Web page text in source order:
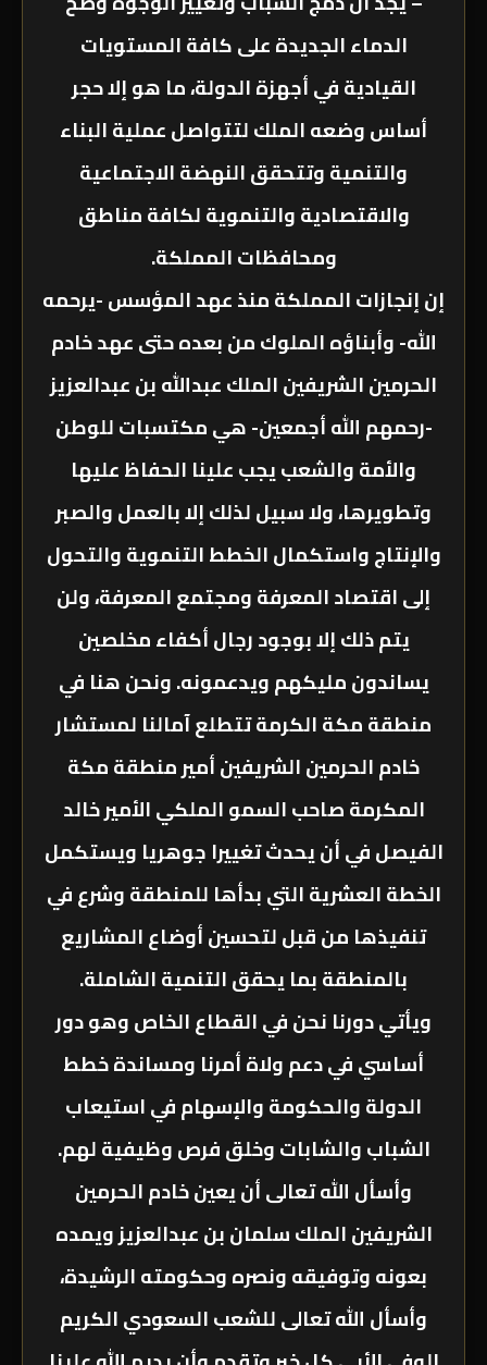
الدماء الجديدة على كافة المستويات
القيادية في أجهزة الدولة، ما هو إلا حجر
أساس وضعه الملك لتتواصل عملية البناء
والتنمية وتتحقق النهضة الاجتماعية
والاقتصادية والتنموية لكافة مناطق
ومحافظات المملكة.
إن إنجازات المملكة منذ عهد المؤسس -يرحمه
الله- وأبناؤه الملوك من بعده حتى عهد خادم
الحرمين الشريفين الملك عبدالله بن عبدالعزيز
-رحمهم الله أجمعين- هي مكتسبات للوطن
والأمة والشعب يجب علينا الحفاظ عليها
وتطويرها، ولا سبيل لذلك إلا بالعمل والصبر
والإنتاج واستكمال الخطط التنموية والتحول
إلى اقتصاد المعرفة ومجتمع المعرفة، ولن
يتم ذلك إلا بوجود رجال أكفاء مخلصين
يساندون مليكهم ويدعمونه. ونحن هنا في
منطقة مكة الكرمة تتطلع آمالنا لمستشار
خادم الحرمين الشريفين أمير منطقة مكة
المكرمة صاحب السمو الملكي الأمير خالد
الفيصل في أن يحدث تغييرا جوهريا ويستكمل
الخطة العشرية التي بدأها للمنطقة وشرع في
تنفيذها من قبل لتحسين أوضاع المشاريع
بالمنطقة بما يحقق التنمية الشاملة.
ويأتي دورنا نحن في القطاع الخاص وهو دور
أساسي في دعم ولاة أمرنا ومساندة خطط
الدولة والحكومة والإسهام في استيعاب
الشباب والشابات وخلق فرص وظيفية لهم.
وأسأل الله تعالى أن يعين خادم الحرمين
الشريفين الملك سلمان بن عبدالعزيز ويمده
بعونه وتوفيقه ونصره وحكومته الرشيدة،
وأسأل الله تعالى للشعب السعودي الكريم